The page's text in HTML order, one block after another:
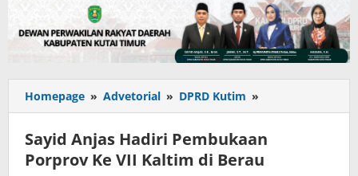
Homepage » Advetorial » DPRD Kutim »
Anjas
Pembukaan
Porprov
Sayid Anjas Hadiri Pembukaan
Porprov Ke VII Kaltim di Berau